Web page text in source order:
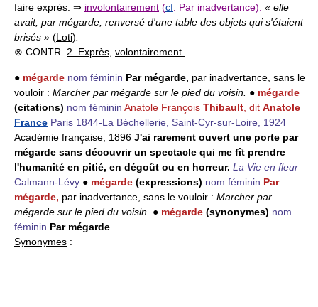
faire exprès. ⇒ involontairement (cf . Par inadvertance). « elle
avait, par mégarde, renversé d'une table des objets qui s'étaient
brisés » (Loti)
⊗ CONTR. 2. Exprès volontairement.
● mégarde nom féminin Par mégarde, par inadvertance, sans le
vouloir : Marcher par mégarde sur le pied du voisin. ● mégarde
(citations) nom féminin Anatole François Thibault , dit Anatole
France Paris 1844-La Béchellerie, Saint-Cyr-sur-Loire, 1924
Académie française, 1896 J'ai rarement ouvert une porte par
mégarde sans découvrir un spectacle qui me fît prendre
l'humanité en pitié, en dégoût ou en horreur. La Vie en fleur
Calmann-Lévy ● mégarde (expressions) nom féminin Par
mégarde, par inadvertance, sans le vouloir : Marcher par
mégarde sur le pied du voisin. ● mégarde (synonymes) nom
féminin Par mégarde
Synonymes :